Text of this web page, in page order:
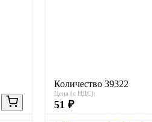
Количество 39322
Цена (с НДС):
51 ₽